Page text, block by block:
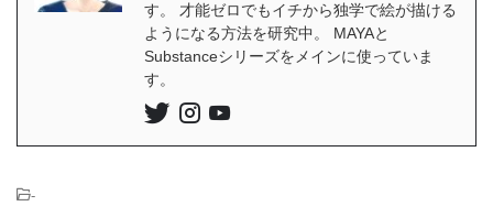
す。 才能ゼロでもイチから独学で絵が描ける
ようになる方法を研究中。 MAYAと
Substanceシリーズをメインに使っていま
す。
-